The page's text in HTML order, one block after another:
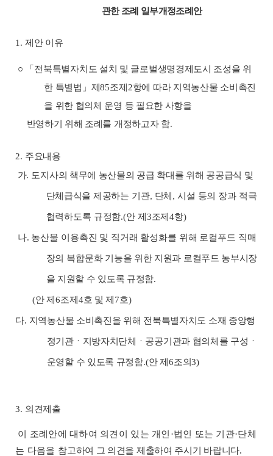
관한 조례 일부개정조례안
1. 제안 이유
○ 「 전북특별자치도 설치 및 글로벌생명경제도시 조성을 위
한 특별법 」 제85조제 2항에 따라 지역농산물 소비촉진
을 위한 협의체 운영 등 필요한 사항을
반영하기 위해 조례를 개정하고자 함.
2. 주요내용
가. 도지사의 책무에 농산물의 공급 확대를 위해 공공급식 및
단체급식을 제공하는 기관, 단체 ,시설 등의 장과 적극
협력하도록 규정함.(안 제 3조제 4항)
나. 농산물 이용촉진 및 직거래 활성화를 위해 로컬푸드 직매
장의 복합문화 기능을 위한 지원과 로컬푸드 농부시장
을 지원할 수 있도록 규정함.
(안 제6조제 4호 및 제 7호)
다. 지역농산물 소비촉진을 위해 전북특별자치도 소재 중앙행
정기관ㆍ지방자치단체ㆍ공공기관과 협의체를 구성ㆍ
운영할 수 있도록 규정함.(안 제 6조의3)
3. 의견제출
이 조례안에 대하여 의견이 있는 개인 ·법인 또는 기관·단체
는 다음을 참고하여 그 의견을 제출하여 주시기 바랍니다.